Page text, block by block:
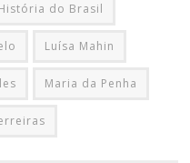
do Brasil
Luísa Mahin
Maria da Penha